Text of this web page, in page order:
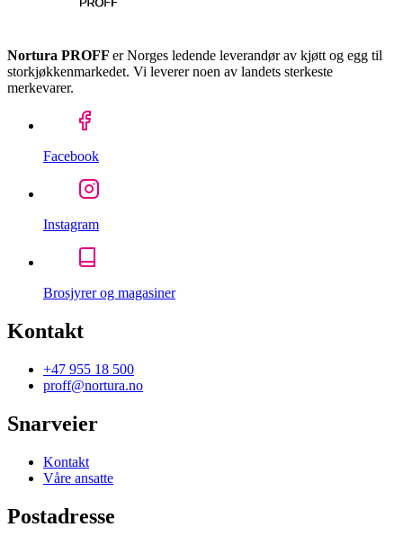
Nortura PROFF er Norges ledende leverandør av kjøtt og egg til
storkjøkkenmarkedet. Vi leverer noen av landets sterkeste
merkevarer.
Facebook
Instagram
Brosjyrer og magasiner
Kontakt
+47 955 18 500
proff@nortura.no
Snarveier
Kontakt
Våre ansatte
Postadresse